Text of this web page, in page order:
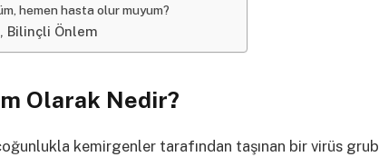
hemen hasta olur muyum?
Bilinçli Önlem
Olarak Nedir?
kemirgenler tarafından taşınan bir virüs